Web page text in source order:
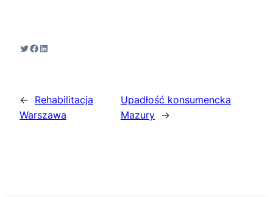
Twitter
Facebook
LinkedIn
← Rehabilitacja
Warszawa
Upadłość konsumencka
Mazury
→